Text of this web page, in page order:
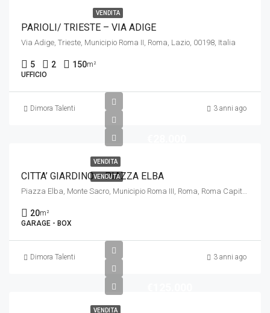
VENDITA
PARIOLI/ TRIESTE – VIA ADIGE
Via Adige, Trieste, Municipio Roma II, Roma, Lazio, 00198, Italia
5 2 150m²
UFFICIO
Dimora Talenti 3 anni ago
VENDITA
VENDUTA
CITTA’ GIARDINO – PIAZZA ELBA
Piazza Elba, Monte Sacro, Municipio Roma III, Roma, Roma Capitale, Lazio, 00141, Italia
20m²
GARAGE - BOX
Dimora Talenti 3 anni ago
VENDITA